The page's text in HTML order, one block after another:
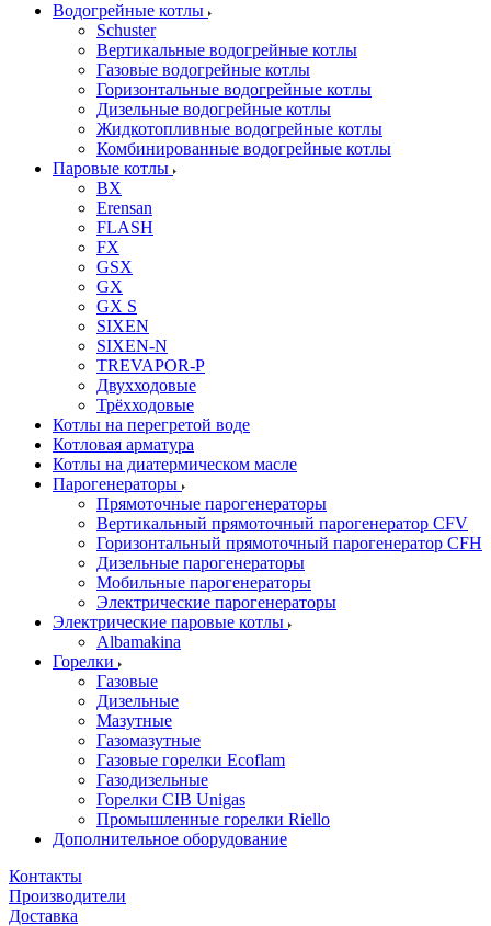
Водогрейные котлы
Schuster
Вертикальные водогрейные котлы
Газовые водогрейные котлы
Горизонтальные водогрейные котлы
Дизельные водогрейные котлы
Жидкотопливные водогрейные котлы
Комбинированные водогрейные котлы
Паровые котлы
BX
Erensan
FLASH
FX
GSX
GX
GX S
SIXEN
SIXEN-N
TREVAPOR-P
Двухходовые
Трёхходовые
Котлы на перегретой воде
Котловая арматура
Котлы на диатермическом масле
Парогенераторы
Прямоточные парогенераторы
Вертикальный прямоточный парогенератор CFV
Горизонтальный прямоточный парогенератор CFH
Дизельные парогенераторы
Мобильные парогенераторы
Электрические парогенераторы
Электрические паровые котлы
Albamakina
Горелки
Газовые
Дизельные
Мазутные
Газомазутные
Газовые горелки Ecoflam
Газодизельные
Горелки CIB Unigas
Промышленные горелки Riello
Дополнительное оборудование
Контакты
Производители
Доставка